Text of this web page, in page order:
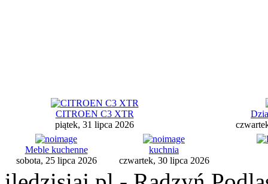
CITROEN C3 XTR
piątek, 31 lipca 2026
Meble kuchenne
sobota, 25 lipca 2026
kuchnia
czwartek, 30 lipca 2026